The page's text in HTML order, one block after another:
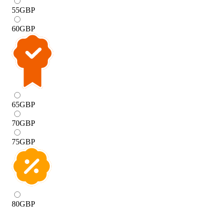
55GBP
60GBP
65GBP
70GBP
75GBP
80GBP